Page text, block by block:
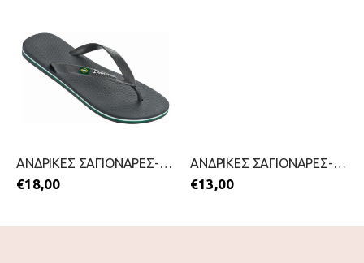
ΑΝΔΡΙΚΕΣ ΣΑΓΙΟΝΑΡΕΣ-IPANEMA-2199-0470-ΓΚΡΙ
€18,00
ΑΝΔΡΙΚΕΣ ΣΑΓΙΟΝΑΡΕΣ-MITSUKO-2199-0199-ΚΑΦΕ
€13,00